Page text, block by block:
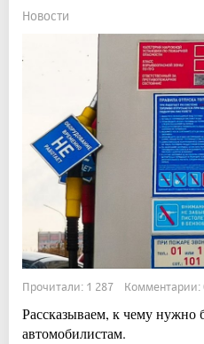
Новости
Прочитали: 1 287 Комментарии:
Рассказываем, к чему нужно
автомобилистам.